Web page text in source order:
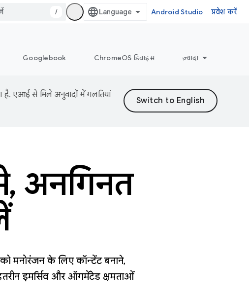
/ Android Studio प्रवेश करें
Googlebook ChromeOS डिवाइस ज़्यादा
एआई से मिले अनुवादों में गलतियां
अनगिनत
मनोरंजन के लिए कॉन्टेंट बनाने,
इमर्सिव और ऑगमेंटेड क्षमताओं